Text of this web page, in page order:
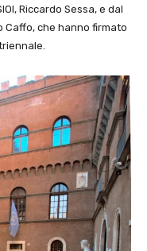
Riccardo Sessa, e dal
Caffo, che hanno firmato